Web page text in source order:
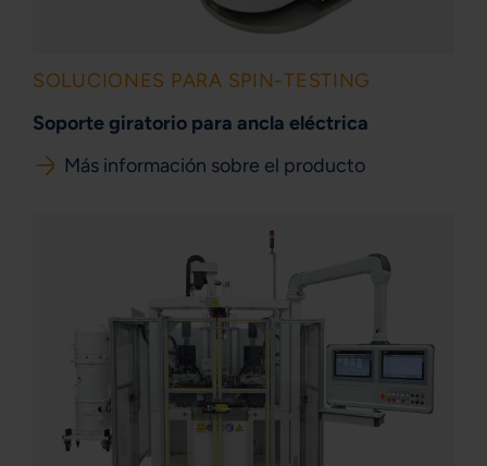
SOLUCIONES PARA SPIN-TESTING
Soporte giratorio para ancla eléctrica
Más información sobre el producto